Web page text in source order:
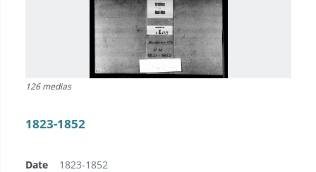
126 medias
1823-1852
Date 1823-1852